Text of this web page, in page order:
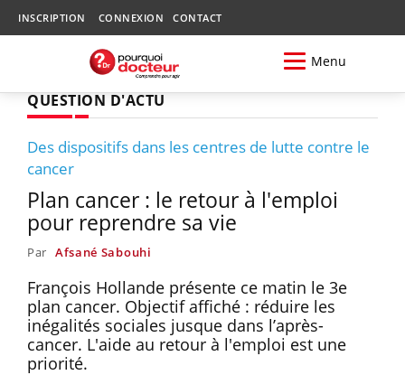
INSCRIPTION CONNEXION CONTACT
Menu
QUESTION D'ACTU
Des dispositifs dans les centres de lutte contre le
cancer
Plan cancer : le retour à l'emploi
pour reprendre sa vie
Par Afsané Sabouhi
François Hollande présente ce matin le 3e
plan cancer. Objectif affiché : réduire les
inégalités sociales jusque dans l’après-
cancer. L'aide au retour à l'emploi est une
priorité.